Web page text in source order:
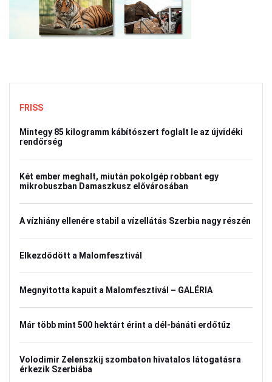
FRISS
Mintegy 85 kilogramm kábítószert foglalt le az újvidéki
rendőrség
Két ember meghalt, miután pokolgép robbant egy
mikrobuszban Damaszkusz elővárosában
A vízhiány ellenére stabil a vízellátás Szerbia nagy részén
Elkezdődött a Malomfesztivál
Megnyitotta kapuit a Malomfesztivál – GALÉRIA
Már több mint 500 hektárt érint a dél-bánáti erdőtűz
Volodimir Zelenszkij szombaton hivatalos látogatásra
érkezik Szerbiába